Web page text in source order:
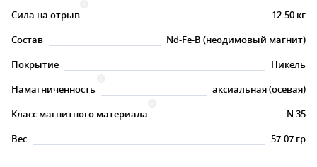
Сила на отрыв
12.50 кг
Состав
Nd-Fe-B (неодимовый магнит)
Покрытие
Никель
Намагниченность
аксиальная (осевая)
Класс магнитного материала
N 35
Вес
57.07 гр